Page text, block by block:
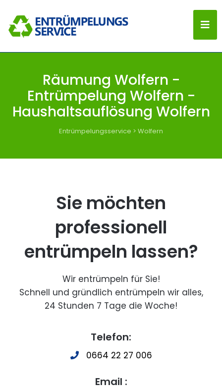
Räumung Wolfern -
Entrümpelung Wolfern -
Haushaltsauflösung Wolfern
Entrümpelungsservice > Wolfern
Sie möchten
professionell
entrümpeln lassen?
Wir entrümpeln für Sie!
Schnell und gründlich entrümpeln wir alles,
24 Stunden 7 Tage die Woche!
Telefon:
0664 22 27 006
Email :